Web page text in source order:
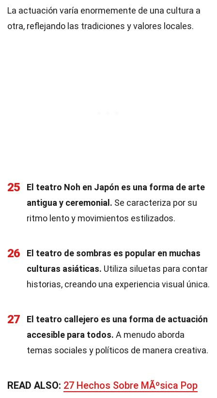
La actuación varía enormemente de una cultura a
otra, reflejando las tradiciones y valores locales.
25
El teatro Noh en Japón es una forma de arte
antigua y ceremonial. Se caracteriza por su
ritmo lento y movimientos estilizados.
26
El teatro de sombras es popular en muchas
culturas asiáticas. Utiliza siluetas para contar
historias, creando una experiencia visual única.
27
El teatro callejero es una forma de actuación
accesible para todos. A menudo aborda
temas sociales y políticos de manera creativa.
READ ALSO: 27 Hechos Sobre MÃºsica Pop